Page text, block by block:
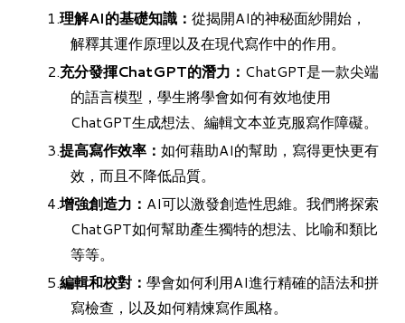
理解AI的基礎知識： 從揭開AI的神秘面紗開始，
解釋其運作原理以及在現代寫作中的作用。
充分發揮ChatGPT的潛力： ChatGPT是一款尖端
的語言模型，學生將學會如何有效地使用
ChatGPT生成想法、編輯文本並克服寫作障礙。
提高寫作效率： 如何藉助AI的幫助，寫得更快更有
效，而且不降低品質。
增強創造力： AI可以激發創造性思維。我們將探索
ChatGPT如何幫助產生獨特的想法、比喻和類比
等等。
編輯和校對： 學會如何利用AI進行精確的語法和拼
寫檢查，以及如何精煉寫作風格。